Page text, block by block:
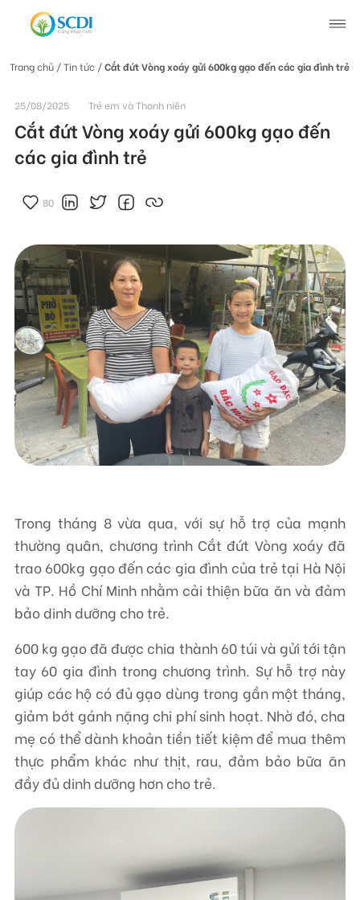
Giới thiệu về SCDI
Hoạt động của SCDI
Tin tức
Tin hoạt động
Câu chuyện thay đổi
Tuyển dụng
Tài liệu
Liên hệ
TRUNG TÂM HỖ TRỢ SÁNG KIẾN PHÁT TRIỂN CỘNG ĐỒNG
Fax: +84-24-3572 0689
Email: scdi@scdi.org.vn
Trang chủ / Tin tức /Cắt đứt Vòng xoáy gửi 600kg gạo đến các gia đình trẻ
25/08/2025 Trẻ em và Thanh niên
Cắt đứt Vòng xoáy gửi 600kg gạo đến
các gia đình trẻ
80
Trong tháng 8 vừa qua, với sự hỗ trợ của mạnh
thường quân, chương trình Cắt đứt Vòng xoáy đã
trao 600kg gạo đến các gia đình của trẻ tại Hà Nội
và TP. Hồ Chí Minh nhằm cải thiện bữa ăn và đảm
bảo dinh dưỡng cho trẻ.
600 kg gạo đã được chia thành 60 túi và gửi tới tận
tay 60 gia đình trong chương trình. Sự hỗ trợ này
giúp các hộ có đủ gạo dùng trong gần một tháng,
giảm bớt gánh nặng chi phí sinh hoạt. Nhờ đó, cha
mẹ có thể dành khoản tiền tiết kiệm để mua thêm
thực phẩm khác như thịt, rau, đảm bảo bữa ăn
đầy đủ dinh dưỡng hơn cho trẻ.